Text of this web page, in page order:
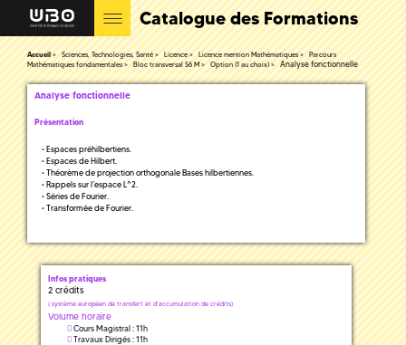
Catalogue des Formations
Accueil Sciences, Technologies, Santé Licence Licence mention Mathématiques
Parcours
Mathématiques fondamentales
Bloc transversal S6 M Option (1 au choix) Analyse fonctionnelle
Analyse fonctionnelle
Présentation
• Espaces préhilbertiens.
• Espaces de Hilbert.
• Théorème de projection orthogonale Bases hilbertiennes.
• Rappels sur l’espace L^2.
• Séries de Fourier.
• Transformée de Fourier.
Infos pratiques
2 crédits
( système européen de transfert et d'accumulation de crédits)
Volume horaire
Cours Magistral : 11h
Travaux Dirigés : 11h